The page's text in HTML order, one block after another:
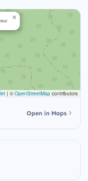
×
| © OpenStreetMap contributors
Open in Maps